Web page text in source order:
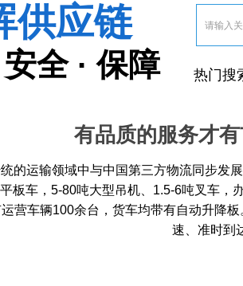
有品质的服务才
供应链
全 · 保障 热门搜
的运输领域中与中国第三方物流同步发
板车，5-80吨大型吊机、1.5-6吨叉车，
营车辆100余台，货车均带有自动升降
速、准时到